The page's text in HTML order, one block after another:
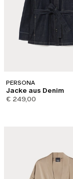
PERSONA
Jacke aus Denim
€ 249,00